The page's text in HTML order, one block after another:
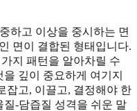
하고 이상을 중시하는 면
면이 결합된 형태입니다.
지 패턴을 알아차릴 수
깊이 중요하게 여기지
잡고, 이끌고, 결정해야 한
-담즙질 성격을 쉬운 말